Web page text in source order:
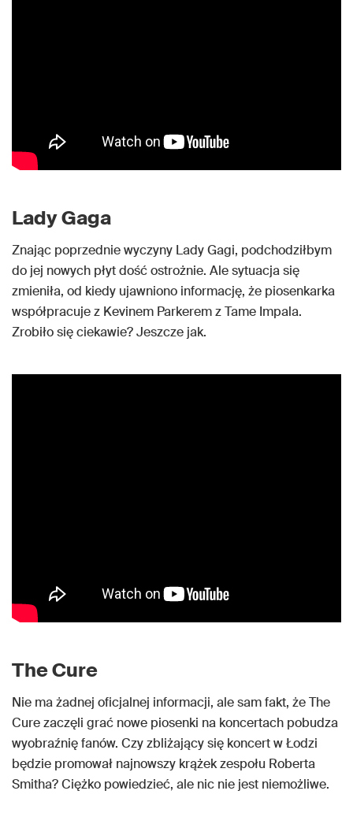
Lady Gaga
Znając poprzednie wyczyny Lady Gagi, podchodziłbym
do jej nowych płyt dość ostrożnie. Ale sytuacja się
zmieniła, od kiedy ujawniono informację, że piosenkarka
współpracuje z Kevinem Parkerem z Tame Impala.
Zrobiło się ciekawie? Jeszcze jak.
The Cure
Nie ma żadnej oficjalnej informacji, ale sam fakt, że The
Cure zaczęli grać nowe piosenki na koncertach pobudza
wyobraźnię fanów. Czy zbliżający się koncert w Łodzi
będzie promował najnowszy krążek zespołu Roberta
Smitha? Ciężko powiedzieć, ale nic nie jest niemożliwe.